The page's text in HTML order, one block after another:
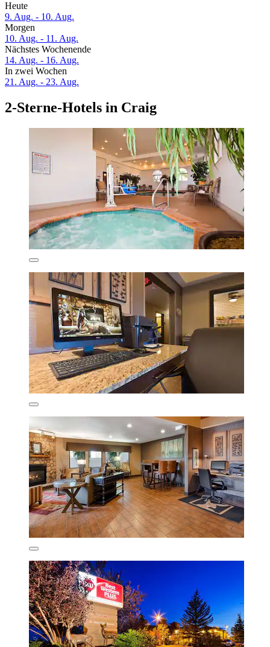
Heute
9. Aug. - 10. Aug.
Morgen
10. Aug. - 11. Aug.
Nächstes Wochenende
14. Aug. - 16. Aug.
In zwei Wochen
21. Aug. - 23. Aug.
2-Sterne-Hotels in Craig